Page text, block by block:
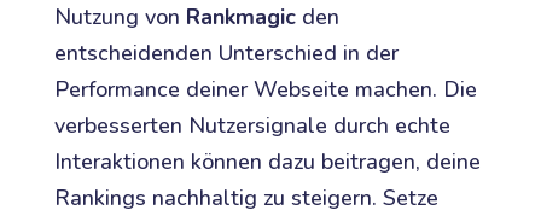
Nutzung von Rankmagicden
entscheidenden Unterschied in der
Performance deiner Webseite machen. Die
verbesserten Nutzersignale durch echte
Interaktionen können dazu beitragen, deine
Rankings nachhaltig zu steigern. Setze